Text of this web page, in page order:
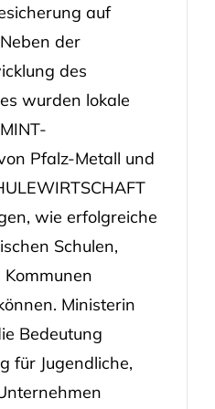
auf
der
des
wurden lokale
Pfalz-Metall und
wie erfolgreiche
Schulen,
Ministerin
Bedeutung
für Jugendliche,